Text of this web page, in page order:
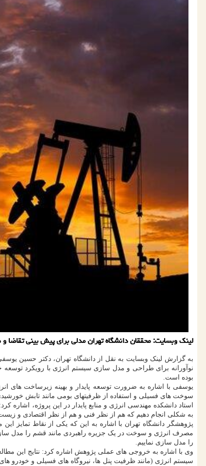
لینک وبسایت: محققان دانشگاه تهران مدلی برای پیش بینی
به گزارش لینک وبسایت به نقل از دانشگاه تهران، دکتر حسین
نوآورانه برای طراحی و مدل سازی سیستم انرژی با رویکرد
بوده است.
یوسفی با اشاره به ضرورت توسعه پایدار و بهینه زیرساخت های
سوخت های فسیلی و استفاده از ظرفیتهای بومی مانند تابش
به شکلی انجام دهیم که هم از نظر فنی و هم از نظر اقتصادی و
پژوهشگر دانشگاه تهران با اشاره به این که یکی از نقاط تمایز
را مدل سازی نماییم.
وی با اشاره به خروجی های عملی پژوهش اشاره کرد: نتایج این
سیستم انرژی (مانند ظرفیت پنل ها، نیروگاه های فسیلی و خودرو